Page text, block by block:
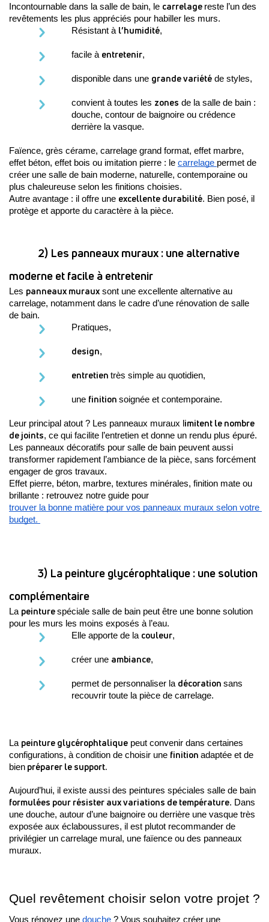
Incontournable dans la salle de bain, le carrelage reste l’un des
revêtements les plus appréciés pour habiller les murs.
Résistant à l’humidité,
facile à entretenir,
disponible dans une grande variété de styles,
convient à toutes les zones de la salle de bain :
douche, contour de baignoire ou crédence
derrière la vasque.
Faïence, grès cérame, carrelage grand format, effet marbre,
effet béton, effet bois ou imitation pierre : le carrelage permet de
créer une salle de bain moderne, naturelle, contemporaine ou
plus chaleureuse selon les finitions choisies.
Autre avantage : il offre une excellente durabilité. Bien posé, il
protège et apporte du caractère à la pièce.
2) Les panneaux muraux : une alternative
moderne et facile à entretenir
Les panneaux muraux sont une excellente alternative au
carrelage, notamment dans le cadre d’une rénovation de salle
de bain.
Pratiques,
design,
entretien très simple au quotidien,
une finition soignée et contemporaine.
Leur principal atout ? Les panneaux muraux l imitent le nombre
de joints, ce qui facilite l’entretien et donne un rendu plus épuré.
Les panneaux décoratifs pour salle de bain peuvent aussi
transformer rapidement l’ambiance de la pièce, sans forcément
engager de gros travaux.
Effet pierre, béton, marbre, textures minérales, finition mate ou
brillante : retrouvez notre guide pour
trouver la bonne matière pour vos panneaux muraux selon votre
budget.
3) La peinture glycérophtalique : une solution
complémentaire
La peinture spéciale salle de bain peut être une bonne solution
pour les murs les moins exposés à l’eau.
Elle apporte de la couleur,
créer une ambiance,
permet de personnaliser la décoration sans
recouvrir toute la pièce de carrelage.
La peinture glycérophtalique peut convenir dans certaines
configurations, à condition de choisir une finition adaptée et de
bien préparer le support.
Aujourd’hui, il existe aussi des peintures spéciales salle de bain
formulées pour résister aux variations de température. Dans
une douche, autour d’une baignoire ou derrière une vasque très
exposée aux éclaboussures, il est plutot recommander de
privilégier un carrelage mural, une faïence ou des panneaux
muraux.
Quel revêtement choisir selon votre projet ?
Vous rénovez une douche ? Vous souhaitez créer une